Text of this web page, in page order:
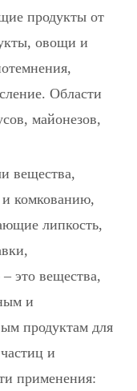
продукты от
овощи и
Области
майонезов,
вещества,
комкованию,
липкость,
– это вещества,
и
продуктам для
и
применения: